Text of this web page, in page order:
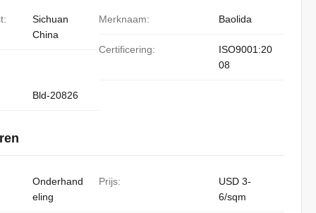
Sichuan
China
Merknaam: Baolida
Certificering:
ISO9001:20
08
Bld-20826
Onderhand
eling
Prijs:
USD 3-
6/sqm